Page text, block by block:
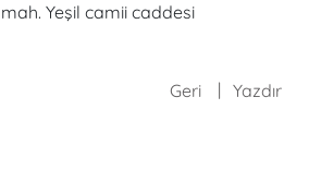
Yeşil camii caddesi
Geri Yazdır